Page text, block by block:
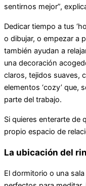
sentirnos mejor”,
Dedicar tiempo a tus
o dibujar, o empezar a
también ayudan a
una decoración
claros, tejidos suaves,
elementos ‘cozy’ que,
parte del trabajo.
Si quieres enterarte de
propio espacio de
La ubicación del
El dormitorio o una